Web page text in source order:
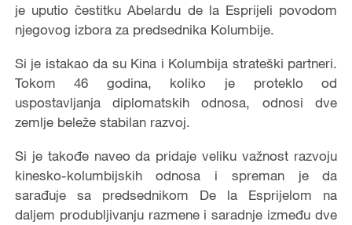
je uputio čestitku Abelardu de la Esprijeli povodom
njegovog izbora za predsednika Kolumbije.
Si je istakao da su Kina i Kolumbija strateški partneri.
Tokom 46 godina, koliko je proteklo od
uspostavljanja diplomatskih odnosa, odnosi dve
zemlje beleže stabilan razvoj.
Si je takođe naveo da pridaje veliku važnost razvoju
kinesko-kolumbijskih odnosa i spreman je da
sarađuje sa predsednikom De la Esprijelom na
daljem produbljivanju razmene i saradnje između dve